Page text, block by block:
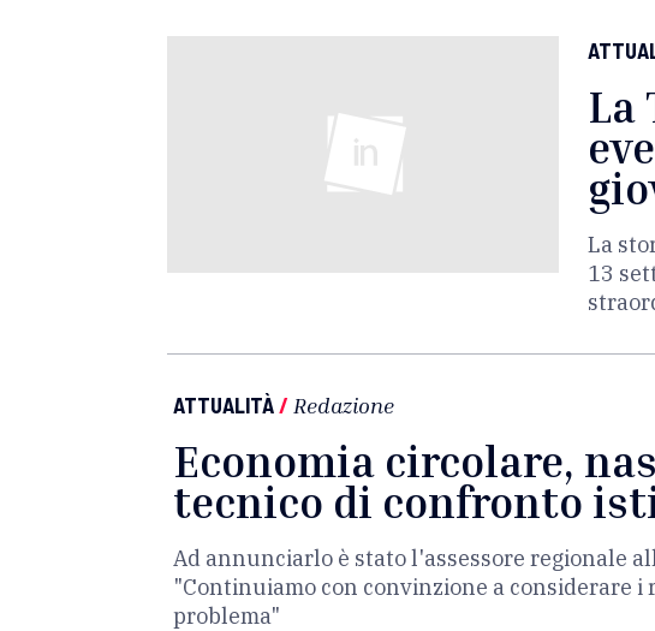
La
La
13
ATTUALITÀ/ Redazione
Economia circolare,
tecnico di confronto
Ad annunciarlo è stato l'assessore regionale
"Continuiamo con convinzione a considerare
problema"